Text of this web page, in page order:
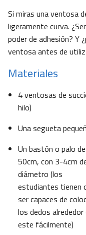
Si miras una ventosa
ligeramente curva.
poder de adhesión? Y
ventosa antes de
Materiales
4 ventosas de
hilo)
Una segueta
Un bastón o palo de
50cm, con 3-4cm
diámetro (los
estudiantes tienen
ser capaces de
los dedos alrededor
este fácilmente)